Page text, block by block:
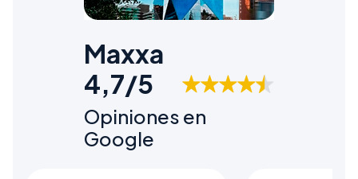
Maxxa
4,7/5
Opiniones en
Google